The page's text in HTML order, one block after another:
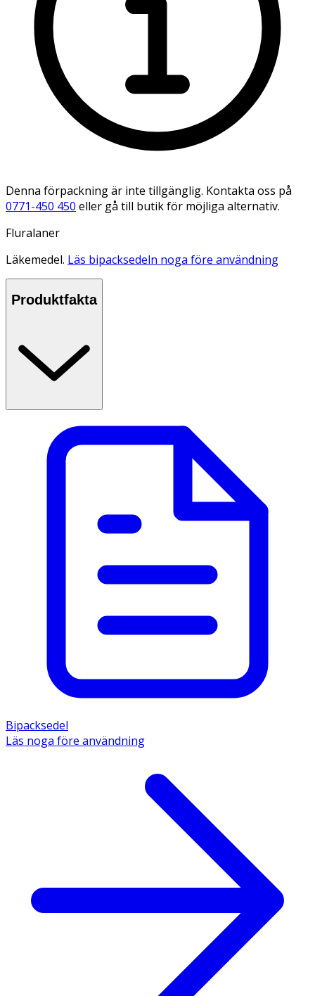
Denna förpackning är inte tillgänglig. Kontakta oss på
0771-450 450 eller gå till butik för möjliga alternativ.
Fluralaner
Läkemedel. Läs bipacksedeln noga före användning
Produktfakta
Bipacksedel
Läs noga före användning